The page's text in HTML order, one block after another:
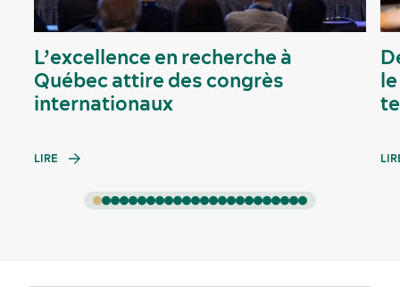
L’excellence en recherche à
Québec attire des congrès
internationaux
LIRE